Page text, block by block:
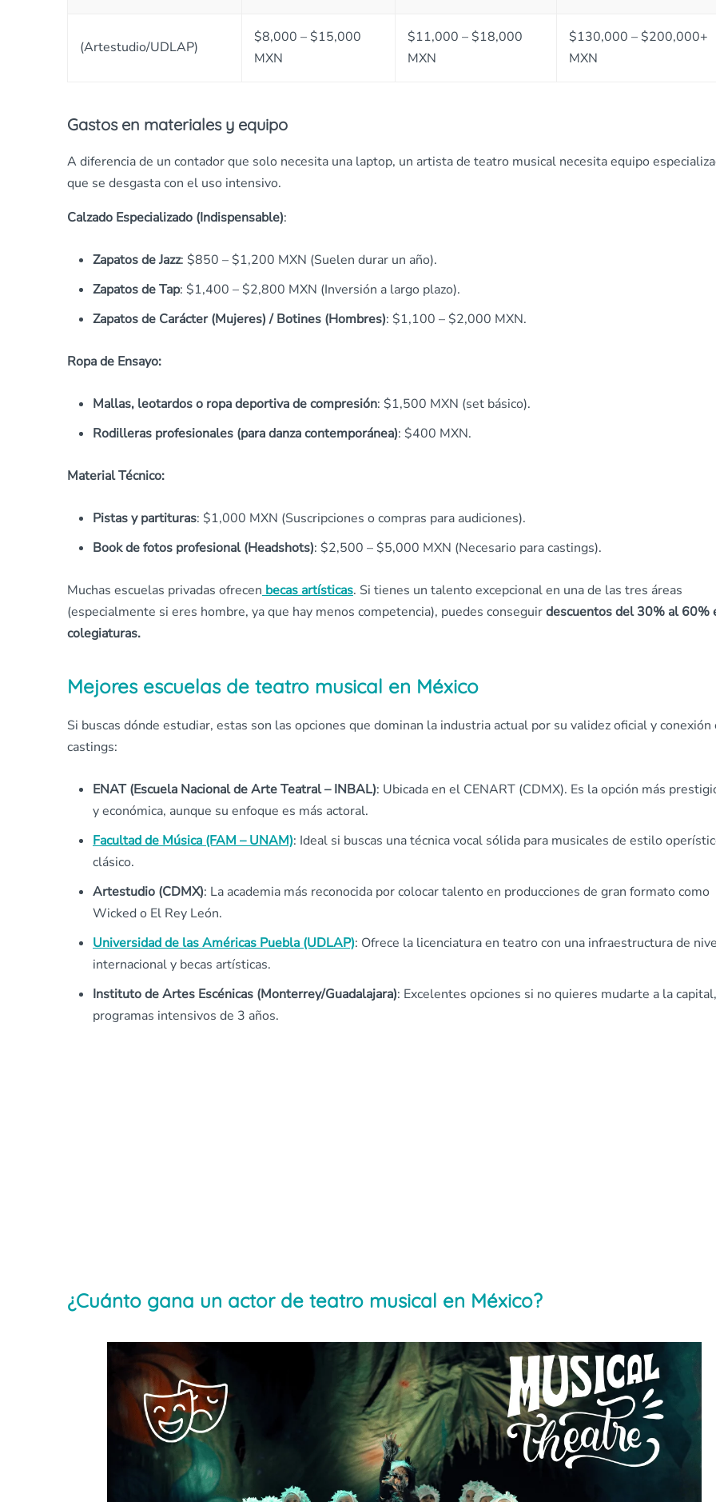
(Artestudio/UDLAP)
$8,000 – $15,000
MXN
$11,000 – $18,000
MXN
$130,000 – $200,000+
MXN
Gastos en materiales y equipo
A diferencia de un contador que solo necesita una laptop, un artista de teatro musical necesita equipo
que se desgasta con el uso intensivo.
Calzado Especializado (Indispensable):
Zapatos de Jazz: $850 – $1,200 MXN (Suelen durar un año).
Zapatos de Tap: $1,400 – $2,800 MXN (Inversión a largo plazo).
Zapatos de Carácter (Mujeres) / Botines (Hombres): $1,100 – $2,000 MXN.
Ropa de Ensayo:
Mallas, leotardos o ropa deportiva de compresión: $1,500 MXN (set básico).
Rodilleras profesionales (para danza contemporánea): $400 MXN.
Material Técnico:
Pistas y partituras: $1,000 MXN (Suscripciones o compras para audiciones).
Book de fotos profesional (Headshots): $2,500 – $5,000 MXN (Necesario para castings).
Muchas escuelas privadas ofrecen becas artísticas. Si tienes un talento excepcional en una de las tres áreas
(especialmente si eres hombre, ya que hay menos competencia), puedes conseguirdescuentos del 30% al 60%
colegiaturas.
Mejores escuelas de teatro musical en México
Si buscas dónde estudiar, estas son las opciones que dominan la industria actual por su validez oficial y conexión
castings:
ENAT (Escuela Nacional de Arte Teatral – INBAL): Ubicada en el CENART (CDMX). Es la opción más
y económica, aunque su enfoque es más actoral.
Facultad de Música (FAM – UNAM): Ideal si buscas una técnica vocal sólida para musicales de estilo
clásico.
Artestudio (CDMX): La academia más reconocida por colocar talento en producciones de gran formato como
Wicked o El Rey León.
Universidad de las Américas Puebla (UDLAP): Ofrece la licenciatura en teatro con una infraestructura de
internacional y becas artísticas.
Instituto de Artes Escénicas (Monterrey/Guadalajara): Excelentes opciones si no quieres mudarte a la
programas intensivos de 3 años.
¿Cuánto gana un actor de teatro musical en México?